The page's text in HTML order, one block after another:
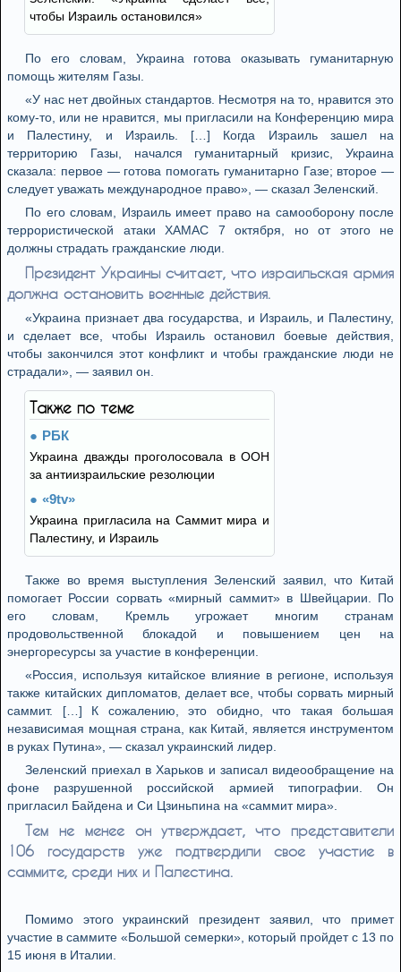
чтобы Израиль остановился»
По его словам, Украина готова оказывать гуманитарную
помощь жителям Газы.
«У нас нет двойных стандартов. Несмотря на то, нравится это
кому-то, или не нравится, мы пригласили на Конференцию мира
и Палестину, и Израиль. […] Когда Израиль зашел на
территорию Газы, начался гуманитарный кризис, Украина
сказала: первое — готова помогать гуманитарно Газе; второе —
следует уважать международное право», — сказал Зеленский.
По его словам, Израиль имеет право на самооборону после
террористической атаки ХАМАС 7 октября, но от этого не
должны страдать гражданские люди.
Президент Украины считает, что израильская армия
должна остановить военные действия.
«Украина признает два государства, и Израиль, и Палестину,
и сделает все, чтобы Израиль остановил боевые действия,
чтобы закончился этот конфликт и чтобы гражданские люди не
страдали», — заявил он.
Также по теме
РБК
Украина дважды проголосовала в ООН
за антиизраильские резолюции
«9tv»
Украина пригласила на Саммит мира и
Палестину, и Израиль
Также во время выступления Зеленский заявил, что Китай
помогает России сорвать «мирный саммит» в Швейцарии. По
его словам, Кремль угрожает многим странам
продовольственной блокадой и повышением цен на
энергоресурсы за участие в конференции.
«Россия, используя китайское влияние в регионе, используя
также китайских дипломатов, делает все, чтобы сорвать мирный
саммит. […] К сожалению, это обидно, что такая большая
независимая мощная страна, как Китай, является инструментом
в руках Путина», — сказал украинский лидер.
Зеленский приехал в Харьков и записал видеообращение на
фоне разрушенной российской армией типографии. Он
пригласил Байдена и Си Цзиньпина на «саммит мира».
Тем не менее он утверждает, что представители
106 государств уже подтвердили свое участие в
саммите, среди них и Палестина.
Помимо этого украинский президент заявил, что примет
участие в саммите «Большой семерки», который пройдет с 13 по
15 июня в Италии.